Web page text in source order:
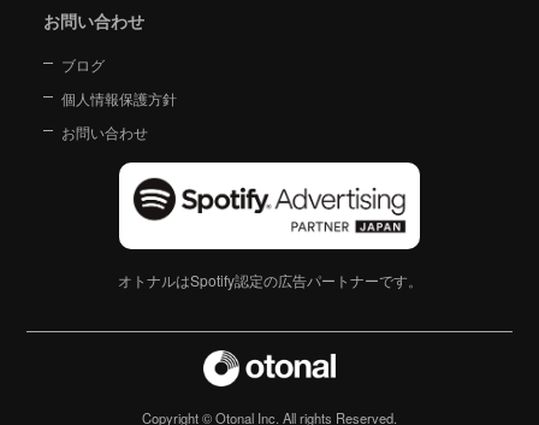
お問い合わせ
ブログ
個人情報保護方針
お問い合わせ
オトナルはSpotify認定の広告パートナーです。
Copyright © Otonal Inc. All rights Reserved.